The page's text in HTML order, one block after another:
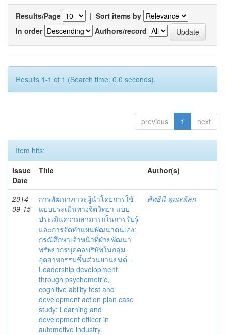
Results/Page | Sort items by
In order
Authors/record
Results 1-1 of 1 (Search time: 0.0 seconds).
previous 1 next
Item hits:
Issue
Date
Title Author(s)
2014-
09-15
การพัฒนาภาวะผู้นำโดยการใช้
แบบประเมินทางจิตวิทยา แบบ
ประเมินความสามารถในการรับรู้
และการจัดทำแผนพัฒนาตนเอง:
กรณีศึกษาเจ้าหน้าที่ฝ่ายพัฒนา
ทรัพยากรบุคคลบริษัทในกลุ่ม
อุตสาหกรรมชิ้นส่วนยานยนต์ =
Leadership development
through psychometric,
cognitive ability test and
development action plan case
study: Learning and
development officer in
automotive industry.
ศิทธินี คุณะดิลก